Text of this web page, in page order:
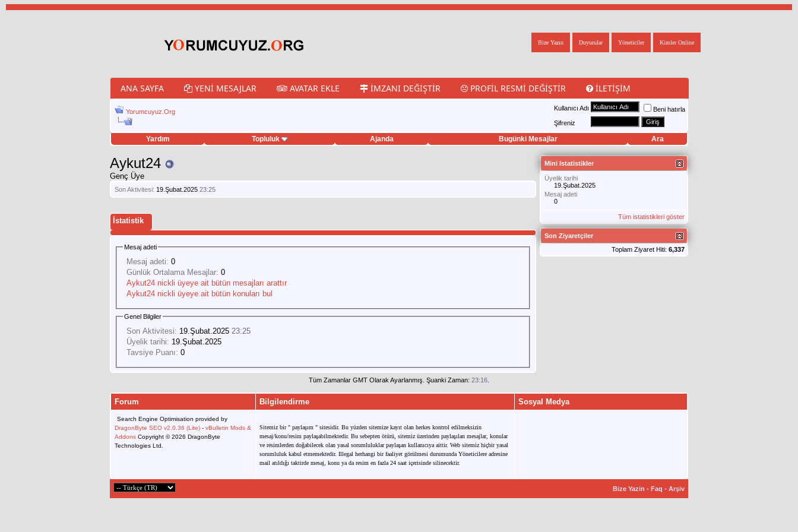
Kimler Online
Yöneticiler
Duyurular
Bize Yazın
ANA SAYFA YENI MESAJLAR AVATAR EKLE İMZANI DEĞIŞTIR PROFIL RESMI DEĞIŞTIR İLETIŞIM
Yorumcuyuz.Org Kullanıcı Adı
Beni hatırla
Şifreniz
Yardım Topluluk Ajanda Bugünki Mesajlar Ara
twitter retweet hilesi
Aykut24
Genç Üye
Son Aktivitesi: 19.Şubat.2025 23:25
İstatistik
Mesaj adeti
Mesaj adeti: 0
Günlük Ortalama Mesajlar: 0
Aykut24 nickli üyeye ait bütün mesajları arattır
Aykut24 nickli üyeye ait bütün konuları bul
Genel Bilgiler
Son Aktivitesi: 19.Şubat.2025 23:25
Üyelik tarihi: 19.Şubat.2025
Tavsiye Puanı: 0
Mini Istatistikler
Üyelik tarihi
19.Şubat.2025
Mesaj adeti
0
Tüm istatistikleri göster
Son Ziyaretçiler
Toplam Ziyaret Hiti: 6,337
Tüm Zamanlar GMT Olarak Ayarlanmış. Şuanki Zaman: 23:16
Forum Bilgilendirme Sosyal Medya
Search Engine Optimisation provided by
DragonByte SEO v2.0.36 (Lite) - vBulletin Mods &
Addons Copyright © 2026 DragonByte
Technologies Ltd.
Sitemiz bir " paylaşım " sitesidir. Bu yüzden sitemize kayıt olan herkes kontrol edilmeksizin
mesaj/konu/resim paylaşabilmektedir. Bu sebepten ötürü, sitemiz üzerinden paylaşılan mesajlar, konular
ve resimlerden doğabilecek olan yasal sorumluluklar paylaşan kullanıcıya aittir. Web sitemiz hiçbir yasal
sorumluluk kabul etmemektedir. Illegal herhangi bir faaliyet görülmesi durumunda Yöneticilere adresine
mail atıldığı taktirde mesaj, konu ya da resim en fazla 24 saat içerisinde silinecektir.
Bize Yazin - Faq - Arşiv